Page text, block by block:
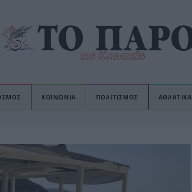
ΚΟΙΝΩΝΙΑ ΠΟΛΙΤΙΣΜΟΣ ΑΘΛΗΤΙΚΑ